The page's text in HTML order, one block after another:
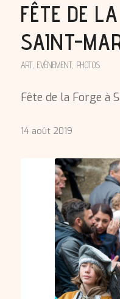
FÊTE DE
SAINT-
ART, EVÈNEMENT, PHOTOS
Fête de la Forge à
14 août 2019